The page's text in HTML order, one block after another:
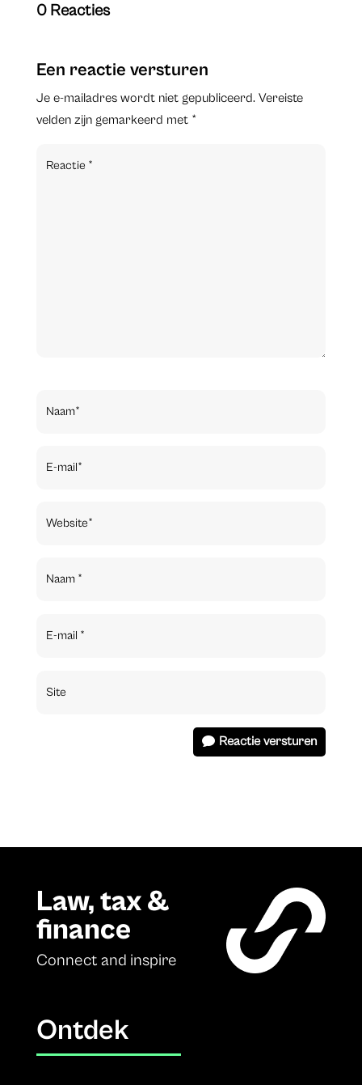
0 Reacties
Een reactie versturen
Je e-mailadres wordt niet gepubliceerd. Vereiste
velden zijn gemarkeerd met *
Reactie versturen
Law, tax &
finance
Connect and inspire
Ontdek